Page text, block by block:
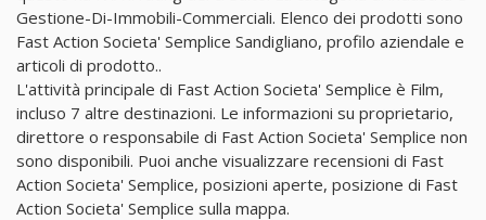
Gestione-Di-Immobili-Commerciali. Elenco dei prodotti sono
Fast Action Societa' Semplice Sandigliano, profilo aziendale e
articoli di prodotto..
L'attività principale di Fast Action Societa' Semplice è Film,
incluso 7 altre destinazioni. Le informazioni su proprietario,
direttore o responsabile di Fast Action Societa' Semplice non
sono disponibili. Puoi anche visualizzare recensioni di Fast
Action Societa' Semplice, posizioni aperte, posizione di Fast
Action Societa' Semplice sulla mappa.